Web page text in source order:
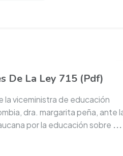
dra. margarita peña, ante la
por la educación sobre...